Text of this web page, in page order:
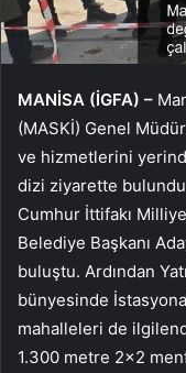
MANİSA (İGFA) –
(MASKİ) Genel
ve hizmetlerini
dizi ziyarette
Cumhur İttifakı
Belediye Başkanı
buluştu. Ardından
bünyesinde
mahalleleri de
1.300 metre 2×2